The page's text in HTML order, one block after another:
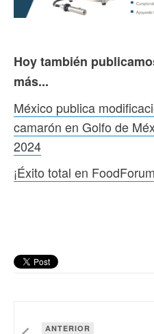
Hoy también
más...
México publica
camarón en Golfo de
2024
¡Éxito total en
ANTERIOR